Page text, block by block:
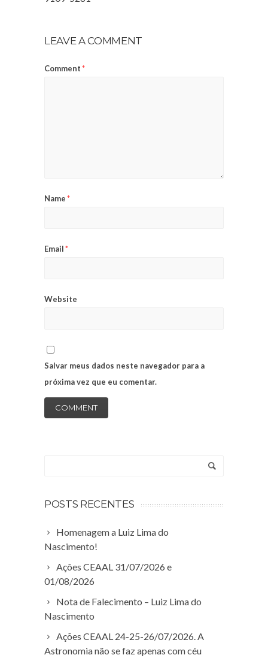
LEAVE A COMMENT
Comment*
Name*
Email*
Website
Salvar meus dados neste navegador para a
próxima vez que eu comentar.
POSTS RECENTES
Homenagem a Luiz Lima do
Nascimento!
Ações CEAAL 31/07/2026 e
01/08/2026
Nota de Falecimento – Luiz Lima do
Nascimento
Ações CEAAL 24-25-26/07/2026. A
Astronomia não se faz apenas com céu